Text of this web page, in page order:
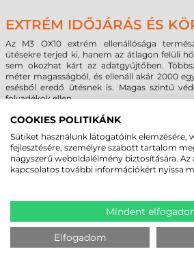
EXTRÉM IDŐJÁRÁS ÉS
Az M3 OX10 extrém ellenállósága
ütésekre terjed ki, hanem az átlagon felüli
sem okozhat kárt az adatgyűjtőben.
méter magasságból, és ellenáll akár 2000
esésből eredő ütésnek is. Magas szintű
folyadékok ellen.
MEGBÍZHAT BENNÜNK!
VÁSÁRLÓINK
LEGUTÓBB MEGTEKINTETT
COOKIES POLITIKÁNK
Sütiket használunk látogatóink elemzésére,
fejlesztésére, személyre szabott tartalom
nagyszerű weboldalélmény biztosítására.
kapcsolatos további információkért nyissa
Mindent
Elfogadom